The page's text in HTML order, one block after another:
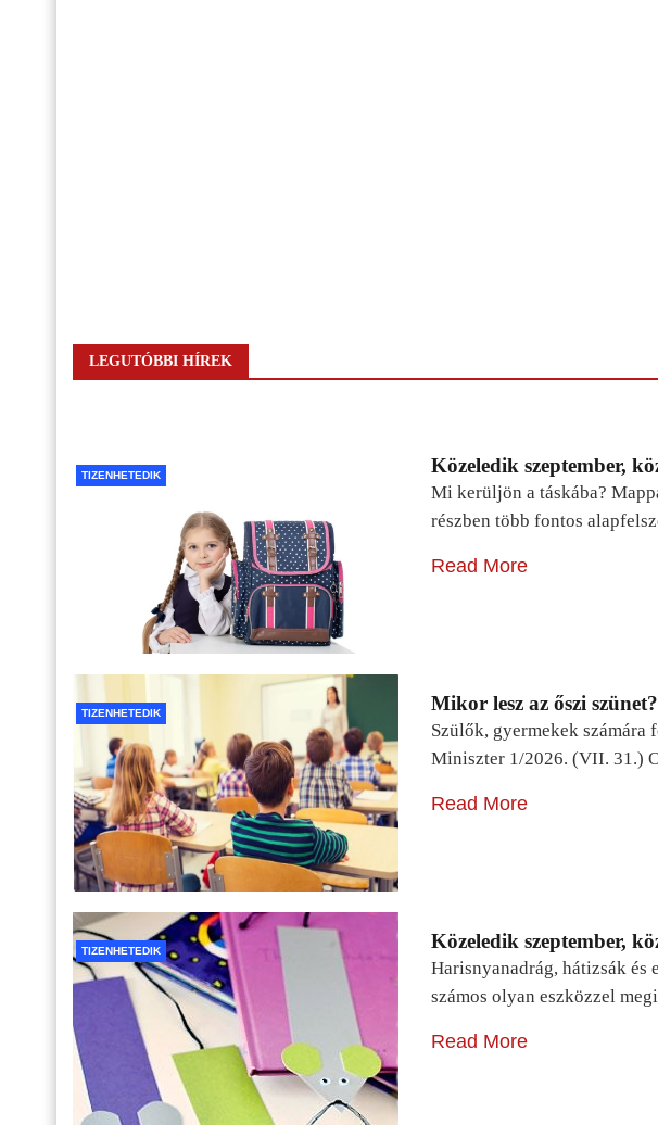
LEGUTÓBBI HÍREK
TIZENHETEDIK Közeledik szeptember,
Mi kerüljön a táskába?
részben több fontos
Read More
TIZENHETEDIK Mikor lesz az őszi szünet?
Szülők, gyermekek számára
Miniszter 1/2026. (VII. 31.)
Read More
TIZENHETEDIK Közeledik szeptember,
Harisnyanadrág, hátizsák
számos olyan eszközzel
Read More